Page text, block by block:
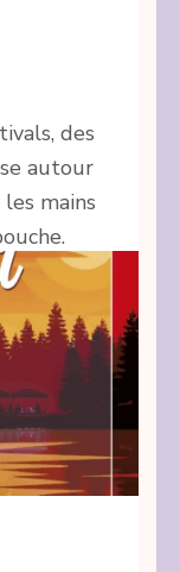
des
autour
mains